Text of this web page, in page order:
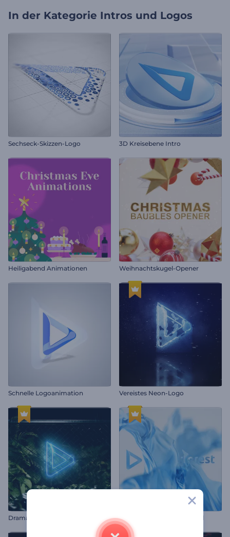
In der Kategorie Intros und Logos
Sechseck-Skizzen-Logo 3D Kreisebene Intro
Heiligabend Animationen Weihnachtskugel-Opener
Schnelle Logoanimation Vereistes Neon-Logo
Dramatische Natur Logo Seidengewebe Logo Reveal